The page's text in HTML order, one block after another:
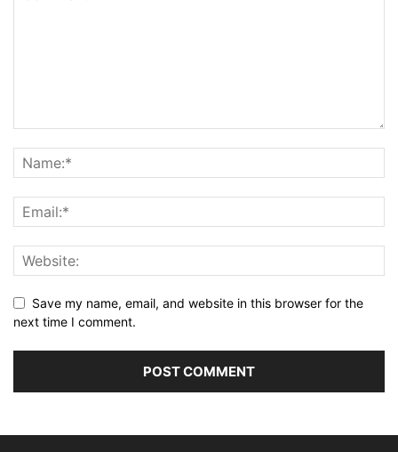
Save my name, email, and website in this browser for the
next time I comment.